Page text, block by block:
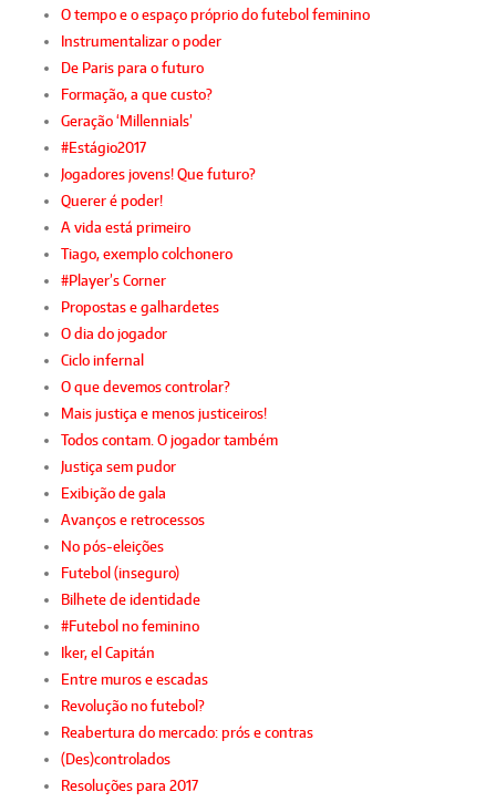
O tempo e o espaço próprio do futebol feminino
Instrumentalizar o poder
De Paris para o futuro
Formação, a que custo?
Geração ‘Millennials’
#Estágio2017
Jogadores jovens! Que futuro?
Querer é poder!
A vida está primeiro
Tiago, exemplo colchonero
#Player’s Corner
Propostas e galhardetes
O dia do jogador
Ciclo infernal
O que devemos controlar?
Mais justiça e menos justiceiros!
Todos contam. O jogador também
Justiça sem pudor
Exibição de gala
Avanços e retrocessos
No pós-eleições
Futebol (inseguro)
Bilhete de identidade
#Futebol no feminino
Iker, el Capitán
Entre muros e escadas
Revolução no futebol?
Reabertura do mercado: prós e contras
(Des)controlados
Resoluções para 2017